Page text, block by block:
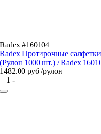
Radex #160104
Radex Протирочные
(Рулон 1000 шт.) / Radex
1482.00 руб./рулон
+ 1 -